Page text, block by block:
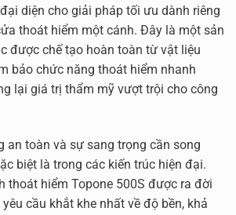
diện cho giải pháp tối ưu dành riêng
thoát hiểm một cánh. Đây là một sản
được chế tạo hoàn toàn từ vật liệu
bảo chức năng thoát hiểm nhanh
lại giá trị thẩm mỹ vượt trội cho công
an toàn và sự sang trọng cần song
biệt là trong các kiến trúc hiện đại.
thoát hiểm Topone 500S được ra đời
cầu khắt khe nhất về độ bền, khả